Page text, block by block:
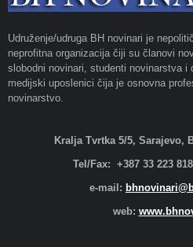
Udruženje/udruga BH novinari je
neprofitna organizacija čiji su članovi
slobodni novinari, studenti novinarstva i
medijski uposlenici čija je osnovna
novinarstvo.
Kralja Tvrtka 5/5, Sarajevo,
Tel/Fax: +387 33 223
e-mail:
web: